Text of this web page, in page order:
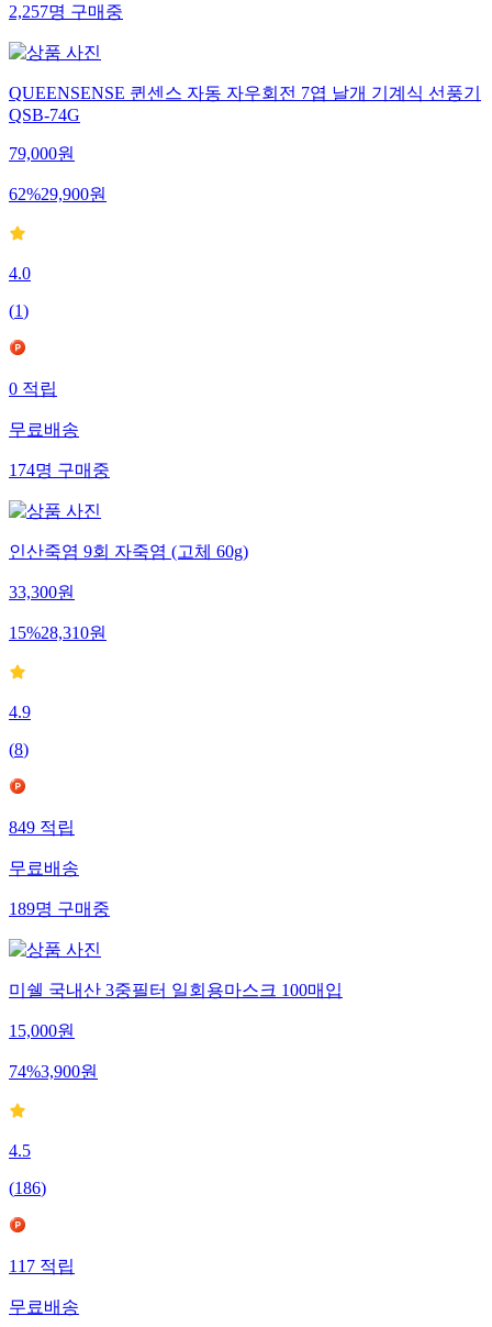
2,257명구매중
QUEENSENSE 퀸센스 자동 자우회전 7엽 날개 기계식 선풍기
QSB-74G
79,000원
62%29,900원
4.0
(1)
0적립
무료배송
174명구매중
인산죽염 9회 자죽염 (고체 60g)
33,300원
15%28,310원
4.9
(8)
849적립
무료배송
189명구매중
미쉘 국내산 3중필터 일회용마스크 100매입
15,000원
74%3,900원
4.5
(186)
117적립
무료배송